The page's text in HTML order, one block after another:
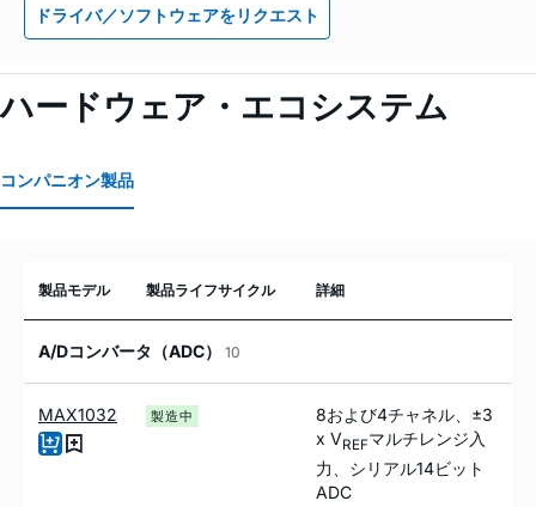
ドライバ／ソフトウェアをリクエスト
ハードウェア・エコシステム
コンパニオン製品
製品モデル 製品ライフサイクル 詳細
A/Dコンバータ（ADC） 10
MAX1032 製造中
8および4チャネル、±3
x VREFマルチレンジ入
力、シリアル14ビット
ADC